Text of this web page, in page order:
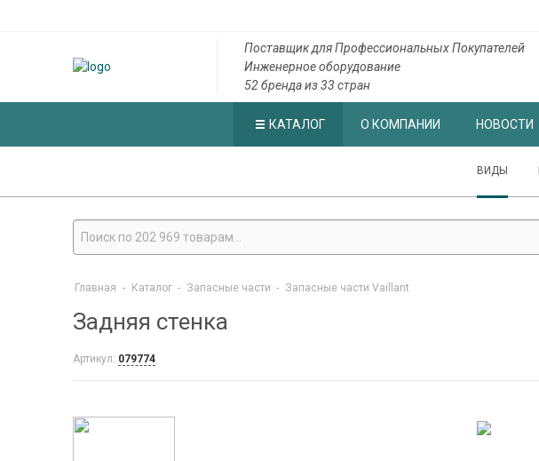
Поставщик для Профессиональных Покупателей
Инженерное оборудование
52 бренда из 33 стран
КАТАЛОГ О КОМПАНИИ НОВОСТИ
ВИДЫ
Главная - Каталог - Запасные части - Запасные части Vaillant
Задняя стенка
Артикул: 079774